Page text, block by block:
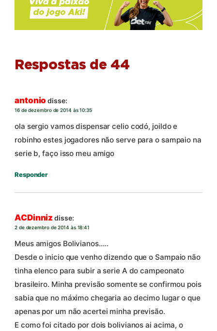
Respostas de 44
antonio disse:
16 de dezembro de 2014 às 10:35
ola sergio vamos dispensar celio codó, joildo e
robinho estes jogadores não serve para o sampaio na
serie b, faço isso meu amigo
Responder
ACDinniz disse:
2 de dezembro de 2014 às 18:41
Meus amigos Bolivianos…..
Desde o inicio que venho dizendo que o Sampaio não
tinha elenco para subir a serie A do campeonato
brasileiro. Minha previsão somente se confirmou pois
sabia que no máximo chegaria ao decimo lugar o que
apenas por um não acertei minha previsão.
E como foi citado por dois bolivianos ai acima, o